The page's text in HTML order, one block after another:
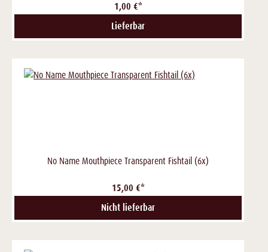
1,00 €*
Lieferbar
No Name Mouthpiece Transparent Fishtail (6x)
15,00 €*
Nicht lieferbar